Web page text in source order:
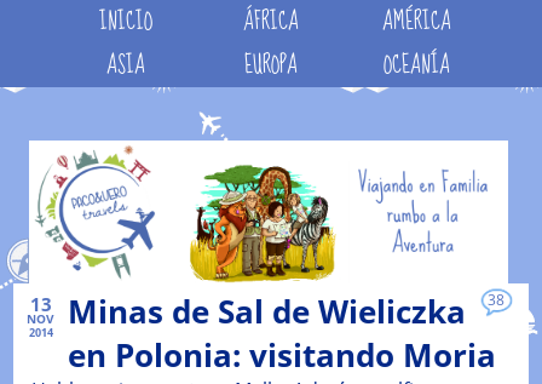
INICIO ÁFRICA
AMÉRICA
ASIA
EUROPA OCEANÍA
13
NOV
2014
38
Minas de Sal de Wieliczka
en Polonia: visitando Moria